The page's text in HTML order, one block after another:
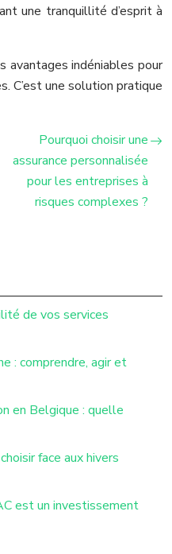
une tranquillité d’esprit à
avantages indéniables pour
C’est une solution pratique
Pourquoi choisir une
assurance personnalisée
pour les entreprises à
risques complexes ?
de vos services
: comprendre, agir et
en Belgique : quelle
face aux hivers
est un investissement